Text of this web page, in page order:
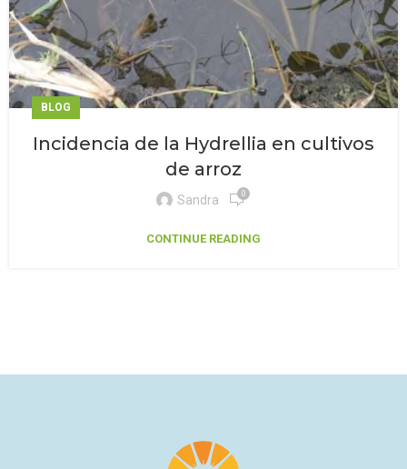
BLOG
Incidencia de la Hydrellia en cultivos
de arroz
Sandra 0
CONTINUE READING